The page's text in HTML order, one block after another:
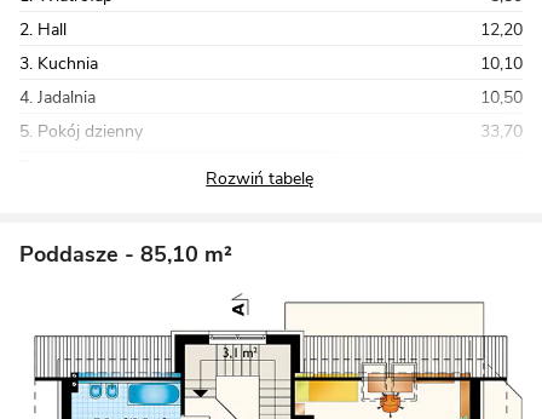
2. Hall
12,20
3. Kuchnia
10,10
4. Jadalnia
10,50
5. Pokój dzienny
33,70
Poddasze - 85,10 m²